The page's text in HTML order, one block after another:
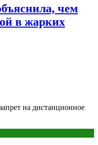
чем
в жарких
на дистанционное